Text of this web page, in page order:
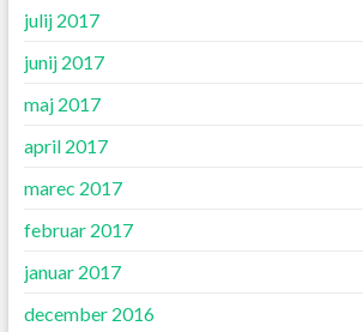
julij 2017
junij 2017
maj 2017
april 2017
marec 2017
februar 2017
januar 2017
december 2016